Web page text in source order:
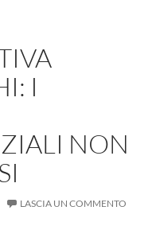
I
NON
LASCIA UN COMMENTO